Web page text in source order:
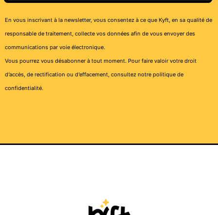
En vous inscrivant à la newsletter, vous consentez à ce que Kyft, en sa qualité de
responsable de traitement, collecte vos données afin de vous envoyer des
communications par voie électronique.
Vous pourrez vous désabonner à tout moment. Pour faire valoir votre droit
d’accès, de rectification ou d’effacement, consultez notre politique de
confidentialité.